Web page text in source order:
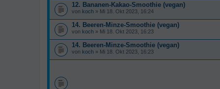
12. Bananen-Kakao-Smoothie (vegan)
von koch » Mi 18. Okt 2023, 16:24
14. Beeren-Minze-Smoothie (vegan)
von koch » Mi 18. Okt 2023, 16:23
14. Beeren-Minze-Smoothie (vegan)
von koch » Mi 18. Okt 2023, 16:23